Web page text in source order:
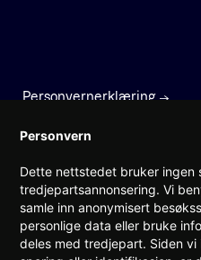
Prinsens gate 22
0157 Oslo
(+47) 960 08 142
Personvernerklæring
Personvern
Dette nettstedet bruker ingen
tredjepartsannonsering. Vi
samle inn anonymisert
personlige data eller bruke
deles med tredjepart. Siden